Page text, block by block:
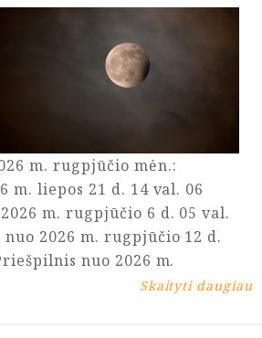
m. rugpjūčio mėn.:
m. liepos 21 d. 14 val. 06
m. rugpjūčio 6 d. 05 val.
nuo 2026 m. rugpjūčio 12 d.
nuo 2026 m.
Skaityti daugiau